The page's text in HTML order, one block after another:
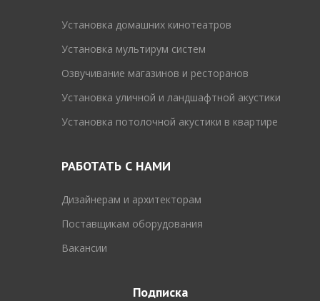
Установка домашних кинотеатров
Установка мультирум систем
Озвучивание магазинов и ресторанов
Установка уличной и ландшафтной акустики
Установка потолочной акустики в квартире
РАБОТАТЬ С НАМИ
Дизайнерам и архитекторам
Поставщикам оборудования
Вакансии
Подписка